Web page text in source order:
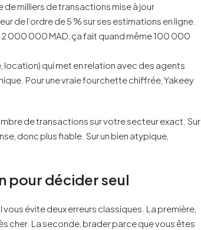
de milliers de transactions mise à jour
de l’ordre de 5 % sur ses estimations en ligne.
2 000 000 MAD, ça fait quand même 100 000
qui met en relation avec des agents
Pour une vraie fourchette chiffrée, Yakeey
de transactions sur votre secteur exact. Sur
donc plus fiable. Sur un bien atypique,
pour décider seul
. Il vous évite deux erreurs classiques. La première,
cher. La seconde, brader parce que vous êtes